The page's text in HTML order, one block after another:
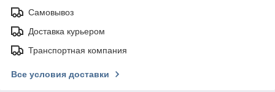
Самовывоз
Доставка курьером
Транспортная компания
Все условия доставки